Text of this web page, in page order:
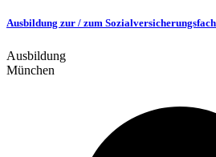
Ausbildung zur / zum
Ausbildung
München